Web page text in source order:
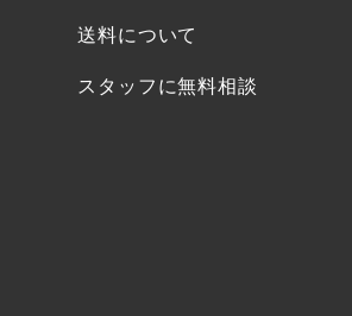
送料について
スタッフに無料相談